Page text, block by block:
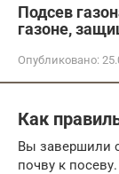
Подсев
газоне,
Опубликовано:
Как
Вы завершили
почву к